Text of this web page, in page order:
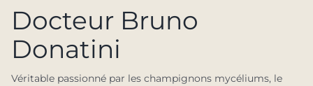
Docteur Bruno
Donatini
Véritable passionné par les champignons mycéliums, le